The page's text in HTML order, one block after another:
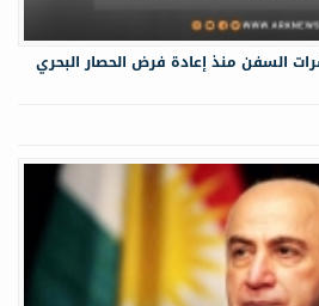
السفن منذ إعادة فرض الحصار البحري